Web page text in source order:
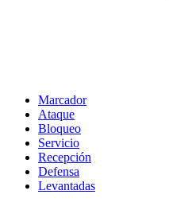
Marcador
Ataque
Bloqueo
Servicio
Recepción
Defensa
Levantadas